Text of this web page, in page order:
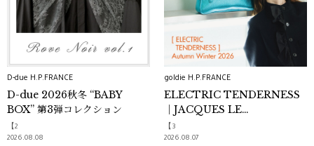
D-due H.P.FRANCE
D-due 2026秋冬 “BABY
BOX” 第3弾コレクション
【2
2026.08.08
goldie H.P.FRANCE
ELECTRIC TENDERNESS
｜JACQUES LE
CORREAutumn Winter
2026
【3
2026.08.07